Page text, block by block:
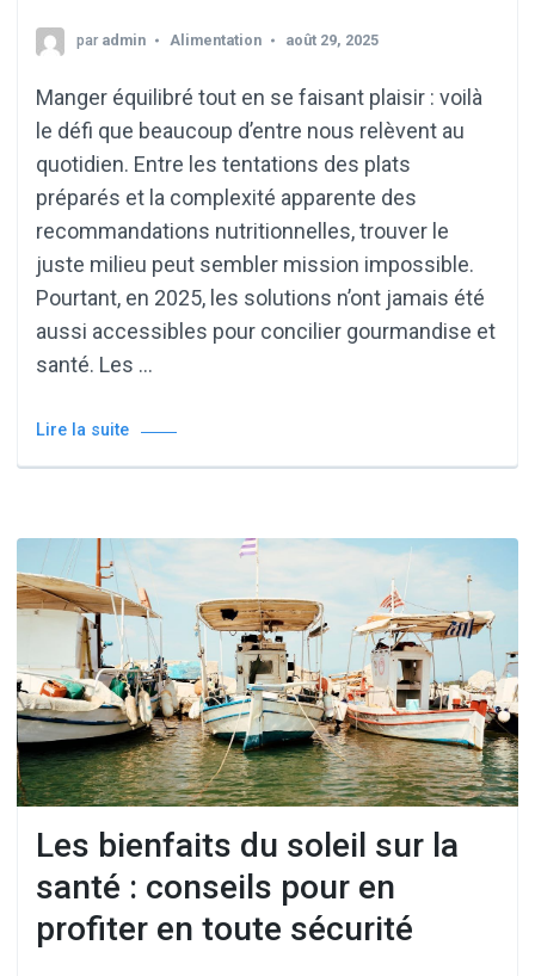
par admin Alimentation août 29, 2025
Manger équilibré tout en se faisant plaisir : voilà
le défi que beaucoup d’entre nous relèvent au
quotidien. Entre les tentations des plats
préparés et la complexité apparente des
recommandations nutritionnelles, trouver le
juste milieu peut sembler mission impossible.
Pourtant, en 2025, les solutions n’ont jamais été
aussi accessibles pour concilier gourmandise et
santé. Les …
Lire la suite
Les bienfaits du soleil sur la
santé : conseils pour en
profiter en toute sécurité